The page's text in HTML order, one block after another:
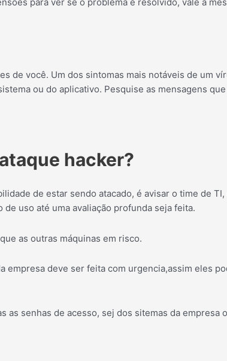
de você. Um dos sintomas mais notáveis ​​de um
ou do aplicativo. Pesquise as mensagens
hacker?
de estar sendo atacado, é avisar o time de
uso até uma avaliação profunda seja feita.
as outras máquinas em risco.
empresa deve ser feita com urgencia,assim eles
as senhas de acesso, sej dos sitemas da